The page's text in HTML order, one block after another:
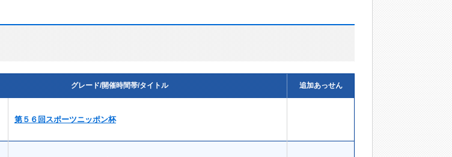
グレード/開催時間帯/タイトル 追加あっせん
第５６回スポーツニッポン杯